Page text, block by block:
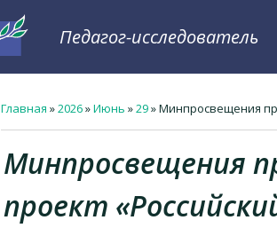
Педагог-исследователь
Главная »2026»Июнь »29» Минпросвещения
Минпросвещения
проект